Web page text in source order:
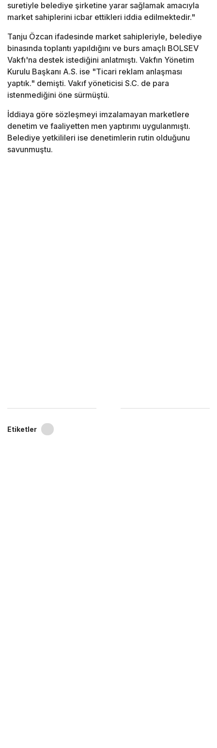
suretiyle belediye şirketine yarar sağlamak amacıyla
market sahiplerini icbar ettikleri iddia edilmektedir."
Tanju Özcan ifadesinde market sahipleriyle, belediye
binasında toplantı yapıldığını ve burs amaçlı BOLSEV
Vakfı'na destek istediğini anlatmıştı. Vakfın Yönetim
Kurulu Başkanı A.S. ise "Ticari reklam anlaşması
yaptık." demişti. Vakıf yöneticisi S.C. de para
istenmediğini öne sürmüştü.
İddiaya göre sözleşmeyi imzalamayan marketlere
denetim ve faaliyetten men yaptırımı uygulanmıştı.
Belediye yetkilileri ise denetimlerin rutin olduğunu
savunmuştu.
Etiketler